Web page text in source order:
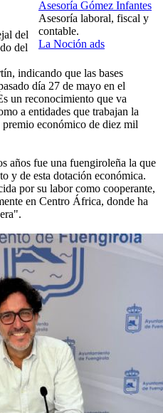
Asesoría Gómez Infantes
Asesoría laboral, fiscal y
contable.
La Noción ads
del
del
indicando que las bases
día 27 de mayo en el
un reconocimiento que va
a entidades que trabajan la
económico de diez mil
años fue una fuengiroleña la que
y de esta dotación económica.
por su labor como cooperante,
en Centro África, donde ha